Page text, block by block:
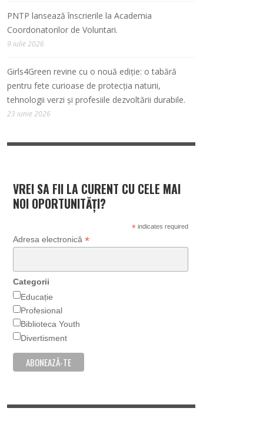
PNTP lansează înscrierile la Academia
Coordonatorilor de Voluntari.
9 iulie 2026
Girls4Green revine cu o nouă ediție: o tabără
pentru fete curioase de protecția naturii,
tehnologii verzi și profesiile dezvoltării durabile.
23 iunie 2026
VREI SA FII LA CURENT CU CELE MAI
NOI OPORTUNITĂȚI?
*indicates required
Adresa electronică *
Categorii
Educație
Profesional
Biblioteca Youth
Divertisment